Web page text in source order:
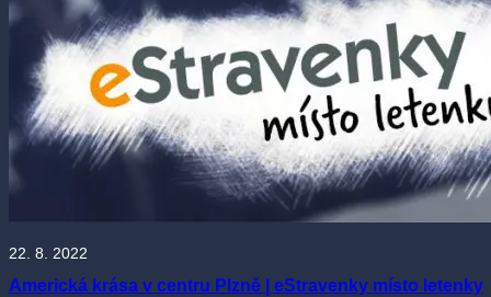
22. 8. 2022
Americká krása v centru Plzně | eStravenky místo letenky